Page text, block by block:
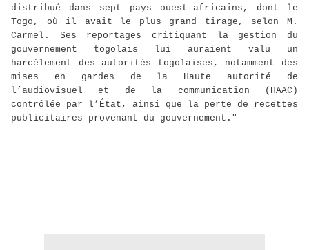
distribué dans sept pays ouest-africains, dont le
Togo, où il avait le plus grand tirage, selon M.
Carmel. Ses reportages critiquant la gestion du
gouvernement togolais lui auraient valu un
harcèlement des autorités togolaises, notamment des
mises en gardes de la Haute autorité de
l’audiovisuel et de la communication (HAAC)
contrôlée par l’État, ainsi que la perte de recettes
publicitaires provenant du gouvernement."